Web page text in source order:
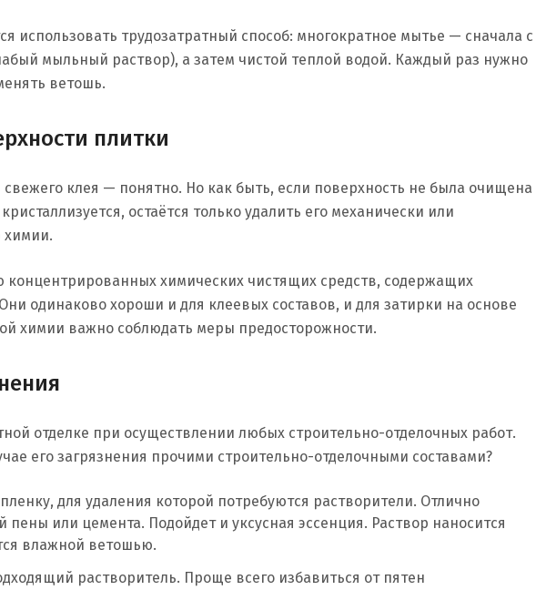
использовать трудозатратный способ: многократное мытье — сначала с
мыльный раствор), а затем чистой теплой водой. Каждый раз нужно
ветошь.
плитки
клея — понятно. Но как быть, если поверхность не была очищена
остаётся только удалить его механически или
химии.
химических чистящих средств, содержащих
одинаково хороши и для клеевых составов, и для затирки на основе
химии важно соблюдать меры предосторожности.
отделке при осуществлении любых строительно-отделочных работ.
его загрязнения прочими строительно-отделочными составами?
для удаления которой потребуются растворители. Отлично
или цемента. Подойдет и уксусная эссенция. Раствор наносится
влажной ветошью.
растворитель. Проще всего избавиться от пятен